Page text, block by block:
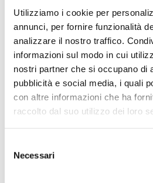
Utilizziamo i cookie per
annunci, per fornire funzionalità
analizzare il nostro traffico.
informazioni sul modo in cui
nostri partner che si occupano di
pubblicità e social media, i quali
con altre informazioni che ha
raccolto dal suo utilizzo dei loro
delNecessari
SERVIZIO SPIAGGIA PRESSO LA
GIUGNO/SETTEMBRE
Lettini ed ombrelloni disponibili a
esaurimento
Servizio a pagamento e prenotabile
Tariffa non rimborsabile)
DISTANZE
Hotel San Teodoro| Spiagge Cala
10 km